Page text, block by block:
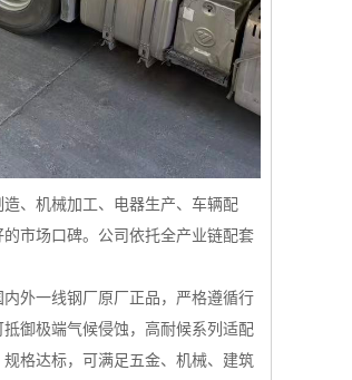
、机械加工、电器生产、车辆配
市场口碑。公司依托全产业链配套
外一线钢厂原厂正品，严格遵循行
御极端气候侵蚀，高耐候系列适配
格达标，可满足五金、机械、建筑